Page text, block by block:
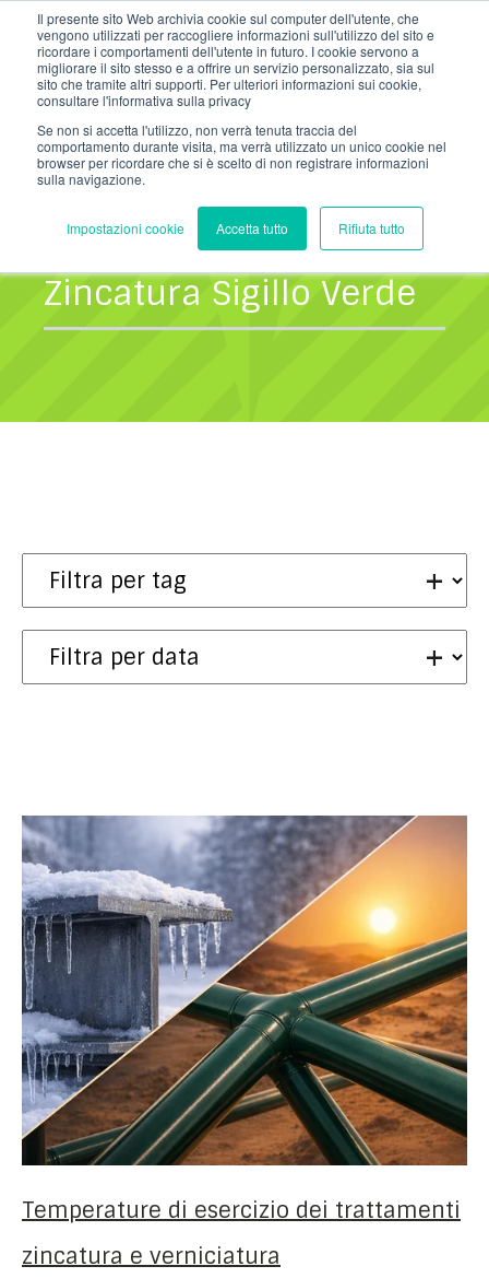
Il presente sito Web archivia cookie sul computer dell'utente, che
vengono utilizzati per raccogliere informazioni sull'utilizzo del sito e
ricordare i comportamenti dell'utente in futuro. I cookie servono a
migliorare il sito stesso e a offrire un servizio personalizzato, sia sul
sito che tramite altri supporti. Per ulteriori informazioni sui cookie,
consultare l'informativa sulla privacy
Se non si accetta l'utilizzo, non verrà tenuta traccia del
comportamento durante visita, ma verrà utilizzato un unico cookie nel
browser per ricordare che si è scelto di non registrare informazioni
sulla navigazione.
Impostazioni cookie Accetta tutto Rifiuta tutto
Salta
contenuto
info@nordzinc.comT. (+39) 030.99.26.000
Articoli su
Zincatura Sigillo Verde
Temperature di esercizio dei trattamenti
zincatura e verniciatura